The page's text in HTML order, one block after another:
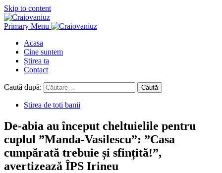
Skip to content
Primary Menu
Acasa
Cine suntem
Știrea ta
Contact
Caută după:
Stirea de toti banii
De-abia au început cheltuielile pentru
cuplul ”Manda-Vasilescu”: ”Casa
cumpărată trebuie și sfințită!”,
avertizează ÎPS Irineu